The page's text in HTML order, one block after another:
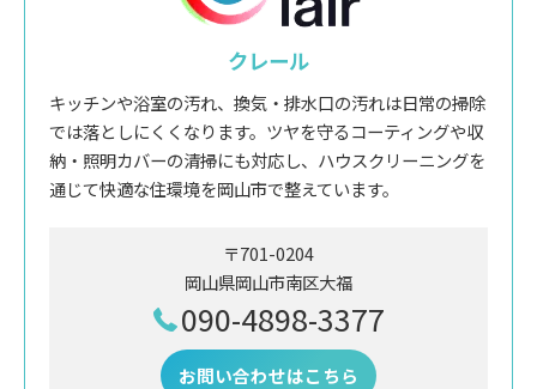
クレール
キッチンや浴室の汚れ、換気・排水口の汚れは日常の掃除
では落としにくくなります。ツヤを守るコーティングや収
納・照明カバーの清掃にも対応し、ハウスクリーニングを
通じて快適な住環境を岡山市で整えています。
〒701-0204
岡山県岡山市南区大福
090-4898-3377
お問い合わせはこちら